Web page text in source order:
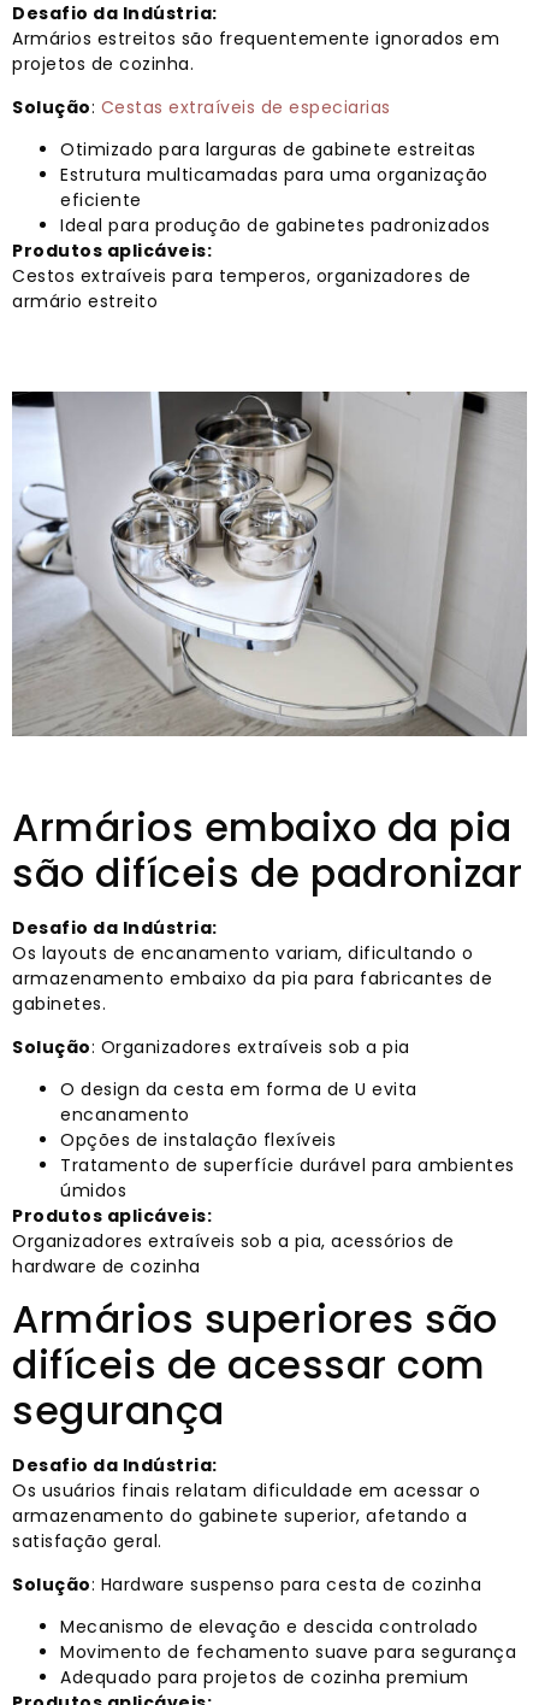
Desafio da Indústria:
Armários estreitos são frequentemente ignorados em
projetos de cozinha.
Solução: Cestas extraíveis de especiarias
Otimizado para larguras de gabinete estreitas
Estrutura multicamadas para uma organização
eficiente
Ideal para produção de gabinetes padronizados
Produtos aplicáveis:
Cestos extraíveis para temperos, organizadores de
armário estreito
Armários embaixo da pia
são difíceis de padronizar
Desafio da Indústria:
Os layouts de encanamento variam, dificultando o
armazenamento embaixo da pia para fabricantes de
gabinetes.
Solução: Organizadores extraíveis sob a pia
O design da cesta em forma de U evita
encanamento
Opções de instalação flexíveis
Tratamento de superfície durável para ambientes
úmidos
Produtos aplicáveis:
Organizadores extraíveis sob a pia, acessórios de
hardware de cozinha
Armários superiores são
difíceis de acessar com
segurança
Desafio da Indústria:
Os usuários finais relatam dificuldade em acessar o
armazenamento do gabinete superior, afetando a
satisfação geral.
Solução: Hardware suspenso para cesta de cozinha
Mecanismo de elevação e descida controlado
Movimento de fechamento suave para segurança
Adequado para projetos de cozinha premium